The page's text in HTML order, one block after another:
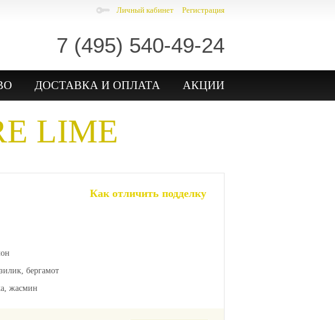
Личный кабинет Регистрация
7 (495) 540-49-24
ДОСТАВКА И ОПЛАТА АКЦИИ
LIME
Как отличить подделку
бергамот
жасмин